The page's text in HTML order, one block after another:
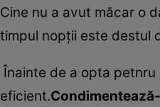
Cine nu a avut măcar o
timpul nopţii este destul
Înainte de a opta
eficient.